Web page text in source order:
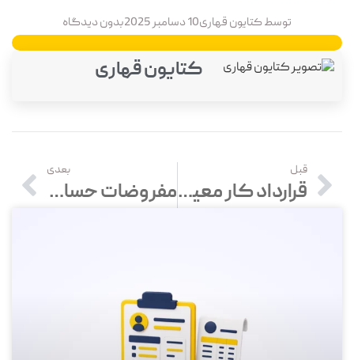
توسطکتایون قهاری10 دسامبر 2025 بدون دیدگاه
کتایون قهاری
قبل
قرارداد کار معین چیست؟ نحوه تنظیم قرارداد با نمونه
بعدی
مفروضات حسابداری چیست؟ بررسی انواع مفروضات حسابداری